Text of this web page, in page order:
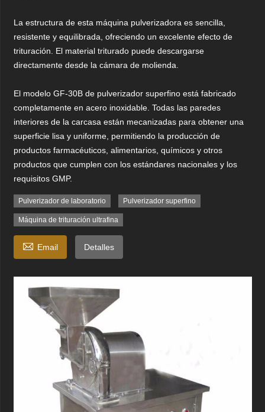
La estructura de esta máquina pulverizadora es sencilla,
resistente y equilibrada, ofreciendo un excelente efecto de
trituración. El material triturado puede descargarse
directamente desde la cámara de molienda.
El modelo GF-30B de pulverizador superfino está fabricado
completamente en acero inoxidable. Todas las paredes
interiores de la carcasa están mecanizadas para obtener una
superficie lisa y uniforme, permitiendo la producción de
productos farmacéuticos, alimentarios, químicos y otros
productos que cumplen con los estándares nacionales y los
requisitos GMP.
Pulverizador de laboratorio Pulverizador superfino
Máquina de trituración ultrafina
 Email Detalles